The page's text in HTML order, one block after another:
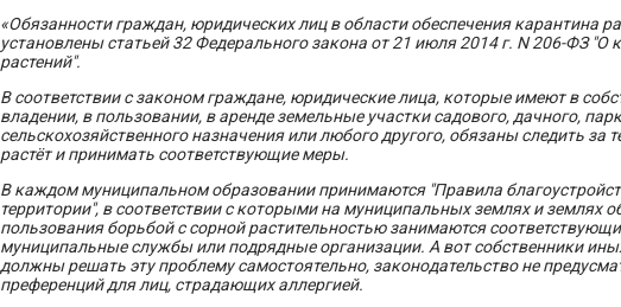
«Обязанности граждан, юридических лиц в области обеспечения карантина
установлены статьей 32 Федерального закона от 21 июля 2014 г. N 206-ФЗ "О
растений".
В соответствии с законом граждане, юридические лица, которые имеют в
владении, в пользовании, в аренде земельные участки садового, дачного,
сельскохозяйственного назначения или любого другого, обязаны следить за
растёт и принимать соответствующие меры.
В каждом муниципальном образовании принимаются "Правила
территории", в соответствии с которыми на муниципальных землях и землях
пользования борьбой с сорной растительностью занимаются
муниципальные службы или подрядные организации. А вот собственники
должны решать эту проблему самостоятельно, законодательство не
преференций для лиц, страдающих аллергией.